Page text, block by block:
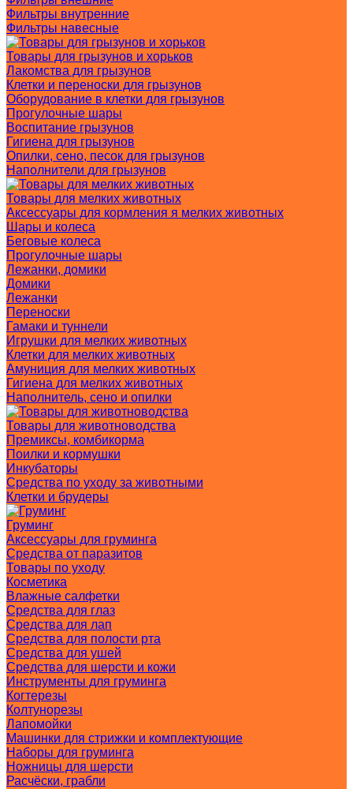
Фильтры внутренние
Фильтры навесные
Товары для грызунов и хорьков
Лакомства для грызунов
Клетки и переноски для грызунов
Оборудование в клетки для грызунов
Прогулочные шары
Воспитание грызунов
Гигиена для грызунов
Опилки, сено, песок для грызунов
Наполнители для грызунов
Товары для мелких животных
Аксессуары для кормления я мелких животных
Шары и колеса
Беговые колеса
Прогулочные шары
Лежанки, домики
Домики
Лежанки
Переноски
Гамаки и туннели
Игрушки для мелких животных
Клетки для мелких животных
Амуниция для мелких животных
Гигиена для мелких животных
Наполнитель, сено и опилки
Товары для животноводства
Премиксы, комбикорма
Поилки и кормушки
Инкубаторы
Средства по уходу за животными
Клетки и брудеры
Груминг
Аксессуары для груминга
Средства от паразитов
Товары по уходу
Косметика
Влажные салфетки
Средства для глаз
Средства для лап
Средства для полости рта
Средства для ушей
Средства для шерсти и кожи
Инструменты для груминга
Когтерезы
Колтунорезы
Лапомойки
Машинки для стрижки и комплектующие
Наборы для груминга
Ножницы для шерсти
Расчёски, грабли